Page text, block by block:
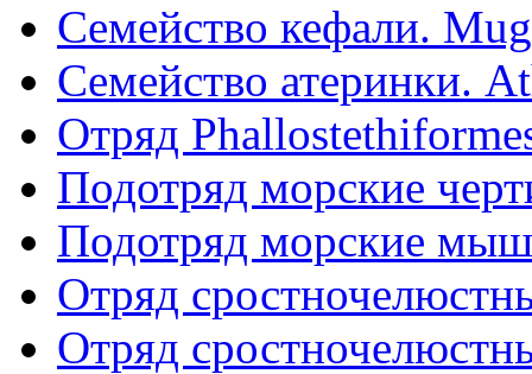
Семейство кефали.
Семейство атеринки.
Отряд
Подотряд морские
Подотряд морские
Отряд
Отряд